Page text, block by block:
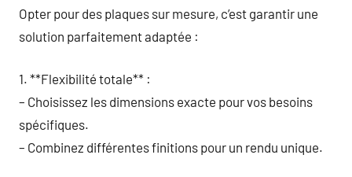
Opter pour des plaques sur mesure, c’est garantir une
solution parfaitement adaptée :
1. **Flexibilité totale** :
– Choisissez les dimensions exacte pour vos besoins
spécifiques.
– Combinez différentes finitions pour un rendu unique.